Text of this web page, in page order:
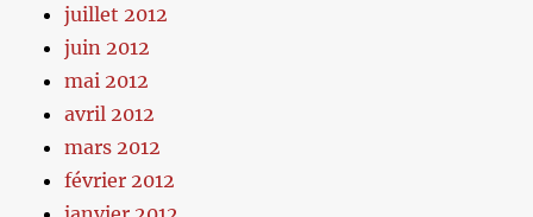
juillet 2012
juin 2012
mai 2012
avril 2012
mars 2012
février 2012